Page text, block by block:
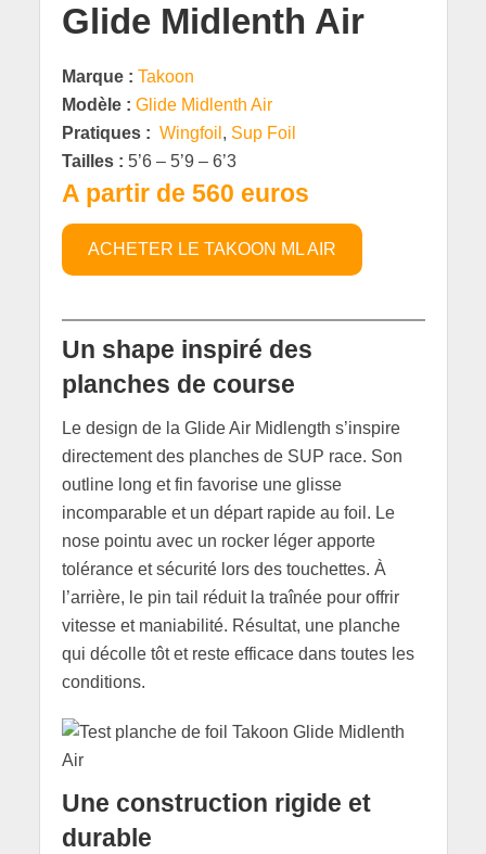
Glide Midlenth Air
Marque : Takoon
Modèle : Glide Midlenth Air
Pratiques : Wingfoil , Sup Foil
Tailles : 5’6 – 5’9 – 6’3
A partir de 560 euros
ACHETER LE TAKOON ML AIR
Un shape inspiré des
planches de course
Le design de la Glide Air Midlength s’inspire
directement des planches de SUP race. Son
outline long et fin favorise une glisse
incomparable et un départ rapide au foil. Le
nose pointu avec un rocker léger apporte
tolérance et sécurité lors des touchettes. À
l’arrière, le pin tail réduit la traînée pour offrir
vitesse et maniabilité. Résultat, une planche
qui décolle tôt et reste efficace dans toutes les
conditions.
Une construction rigide et
durable